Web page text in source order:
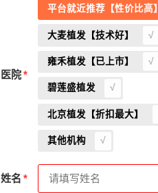
医院
平台就近推荐【性价比高】
大麦植发【技术好】
雍禾植发【已上市】
碧莲盛植发
北京植发【折扣最大】
其他机构
姓名